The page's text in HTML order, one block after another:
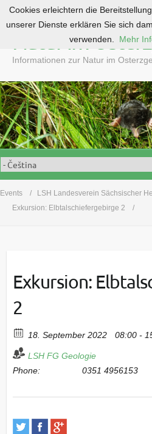
o
c
o
n
t
e
n
Natur im
Informationen zur Natur im
Events
LSH Landesverein Sächsischer
Exkursion: Elbtalschiefergebirge 2
Exkursion:
2
18. September 2022 08:00 -
LSH FG Geologie
Phone:
0351 4956153
Cookies erleichtern die
unserer Dienste erklären Sie sich
verwenden.
Mehr